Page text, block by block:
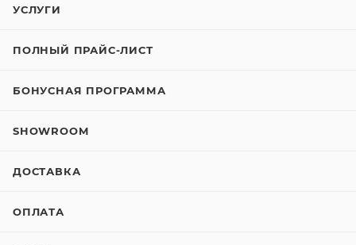
УСЛУГИ
ПОЛНЫЙ ПРАЙС-ЛИСТ
БОНУСНАЯ ПРОГРАММА
SHOWROOM
ДОСТАВКА
ОПЛАТА